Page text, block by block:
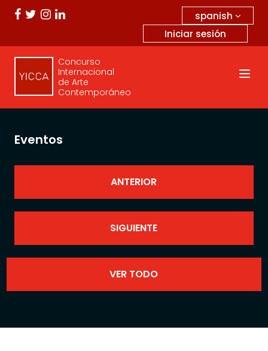
spanish
Iniciar sesión
Concurso
Internacional
de Arte
Contemporáneo
Eventos